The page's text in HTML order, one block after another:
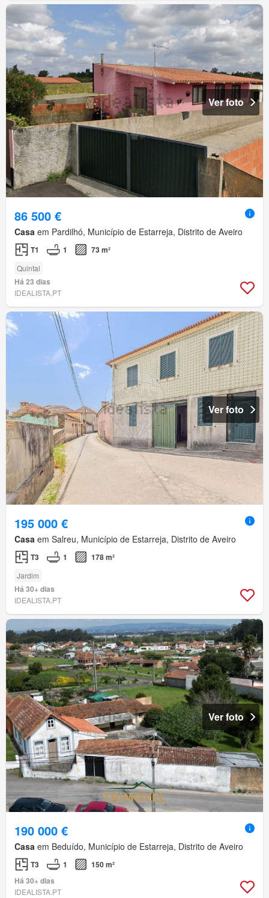
Ver foto
86 500 €
Casa em Pardilhó, Município de Estarreja, Distrito de Aveiro
T1 1 73 m²
Quintal
Há 23 dias
IDEALISTA.PT
Ver foto
195 000 €
Casa em Salreu, Município de Estarreja, Distrito de Aveiro
T3 1 178 m²
Jardim
Há 30+ dias
IDEALISTA.PT
Ver foto
190 000 €
Casa em Beduído, Município de Estarreja, Distrito de Aveiro
T3 1
150 m²
Há 30+ dias
IDEALISTA.PT